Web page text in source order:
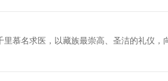
慕名求医，以藏族最崇高、圣洁的礼仪，